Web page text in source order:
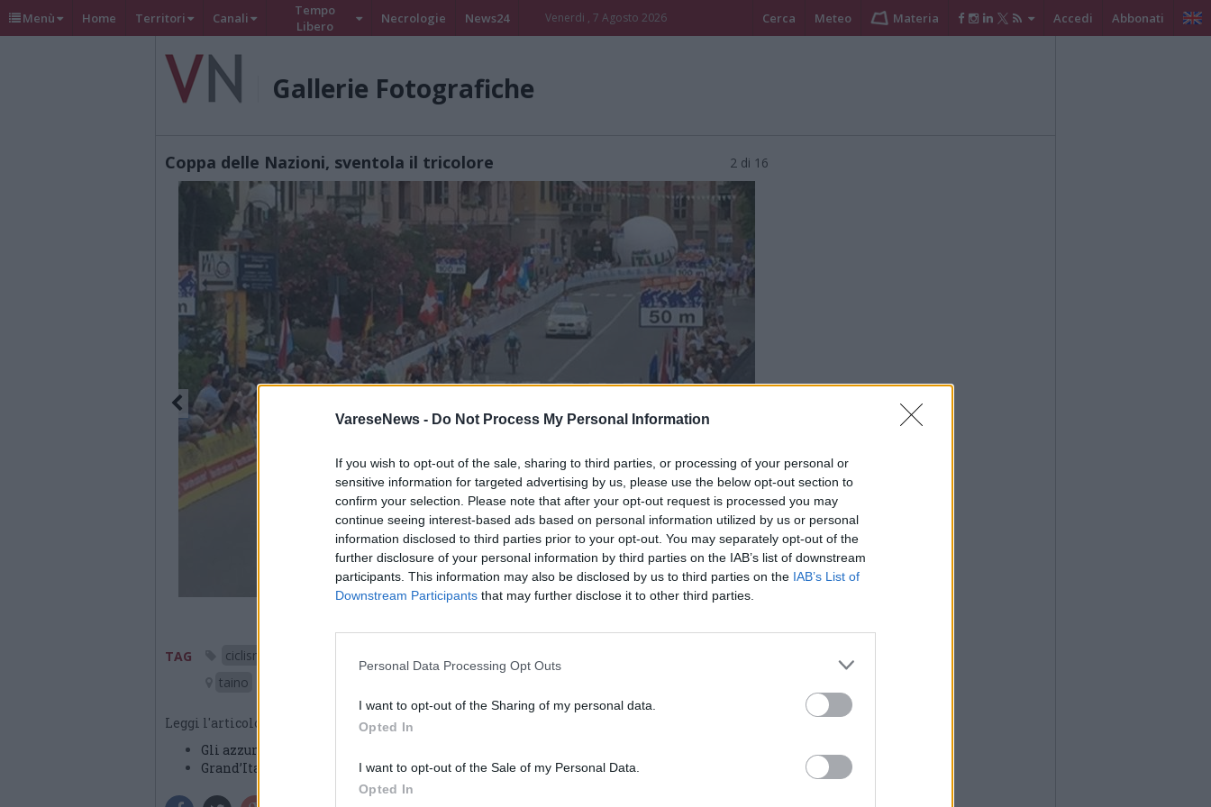
VareseNews - Do Not Process My Personal Information
If you wish to opt-out of the sale, sharing to third parties, or processing of your personal or
sensitive information for targeted advertising by us, please use the below opt-out section to
confirm your selection. Please note that after your opt-out request is processed you may
continue seeing interest-based ads based on personal information utilized by us or personal
information disclosed to third parties prior to your opt-out. You may separately opt-out of the
further disclosure of your personal information by third parties on the IAB’s list of downstream
participants. This information may also be disclosed by us to third parties on the IAB’s List of
Downstream Participants that may further disclose it to other third parties.
Personal Data Processing Opt Outs
I want to opt-out of the Sharing of my personal data.
Opted In
I want to opt-out of the Sale of my Personal Data.
Opted In
Menù Home Territori Canali
Tempo
Libero
Necrologie News24 Venerdi , 7 Agosto 2026 Cerca Meteo Materia Accedi Abbonati
Gallerie Fotografiche
Coppa delle Nazioni, sventola il tricolore 2 di 16
TAG
ciclismo
taino
Leggi l'articolo:
Gli azzurri lanciano la sfida per il Trofeo delle Nazioni
Grand’Italia nella Coppa delle Nazioni: Angera incorona Moscon